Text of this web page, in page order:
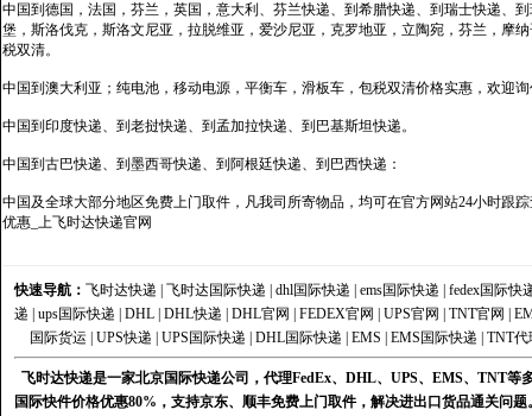
中国到德国，法国，芬兰，英国，意大利、芬兰快递、到希腊快递、到瑞士快递、
堡，斯洛伐克，斯洛文尼亚，拉脱维亚，爱沙尼亚，克罗地亚，立陶宛，芬兰，摩
税双清。
中国到澳大利亚；纯电池，移动电源，平衡车，滑板车，包税双清价格实惠，欢迎
中国到印度快递、到老挝快递、到孟加拉快递、到巴基斯坦快递。
中国到古巴快递、到墨西哥快递、到阿根廷快递、到巴西快递：
中国及全球大部分地区免费上门取件，凡我司所寄物品，均可在官方网站24小时跟
优惠_上飞时达快递官网
快速导航： 飞时达快递 飞时达国际快递 dhl国际快递 ems国际快递
fedex国际快
递
ups国际快递 DHL DHL快递 DHL官网 FEDEX官网 UPS官网 TNT官网
国际货运| UPS快递 UPS国际快递 DHL国际快递 EMS EMS国际快递 TNT代
飞时达快递是一家北京国际快递公司，代理FedEx、DHL、UPS、EMS、TNT
国际快件价格优惠80%，支持京东、顺丰免费上门取件，解决进出口货品通关问题